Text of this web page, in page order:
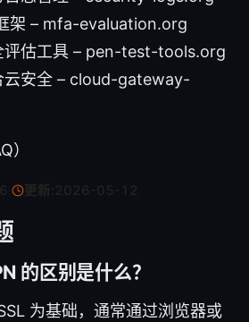
架 – mfa-evaluation.org
评估工具 – pen-test-tools.org
云安全 – cloud-gateway-
）
更新:
的区别是什么？
为基础，通常通过浏览器或